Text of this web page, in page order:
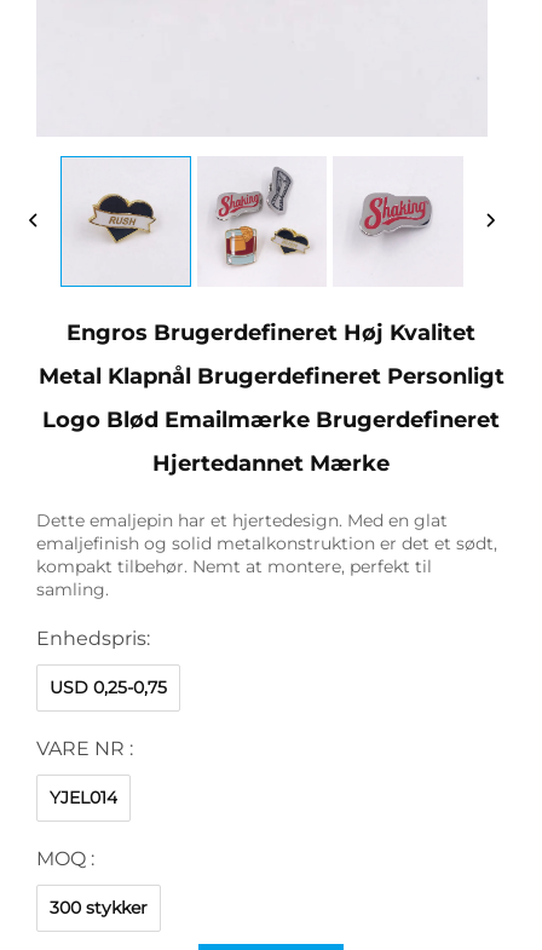
Engros Brugerdefineret Høj Kvalitet
Metal Klapnål Brugerdefineret Personligt
Logo Blød Emailmærke Brugerdefineret
Hjertedannet Mærke
Dette emaljepin har et hjertedesign. Med en glat
emaljefinish og solid metalkonstruktion er det et sødt,
kompakt tilbehør. Nemt at montere, perfekt til
samling.
Enhedspris:
USD 0,25-0,75
VARE NR :
YJEL014
MOQ :
300 stykker